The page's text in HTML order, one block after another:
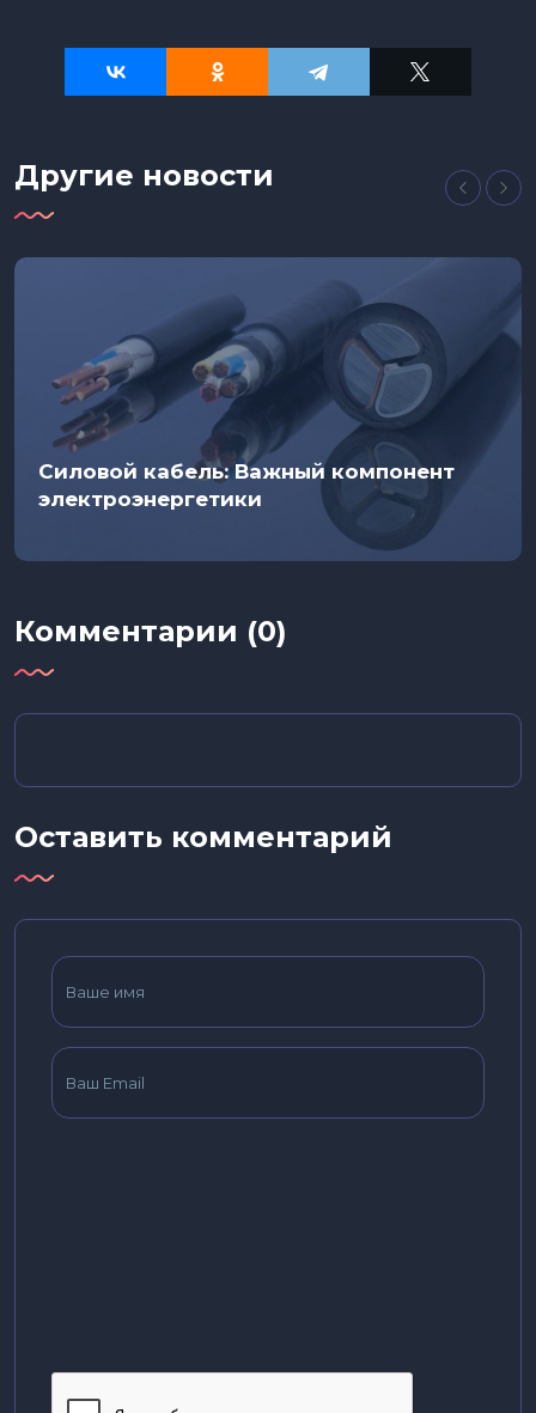
Другие новости
Силовой кабель: Важный компонент
электроэнергетики
Комментарии (0)
Оставить комментарий